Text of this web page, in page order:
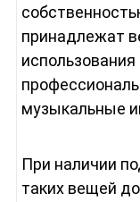
принадлежат
музыкальные
При наличии
таких вещей